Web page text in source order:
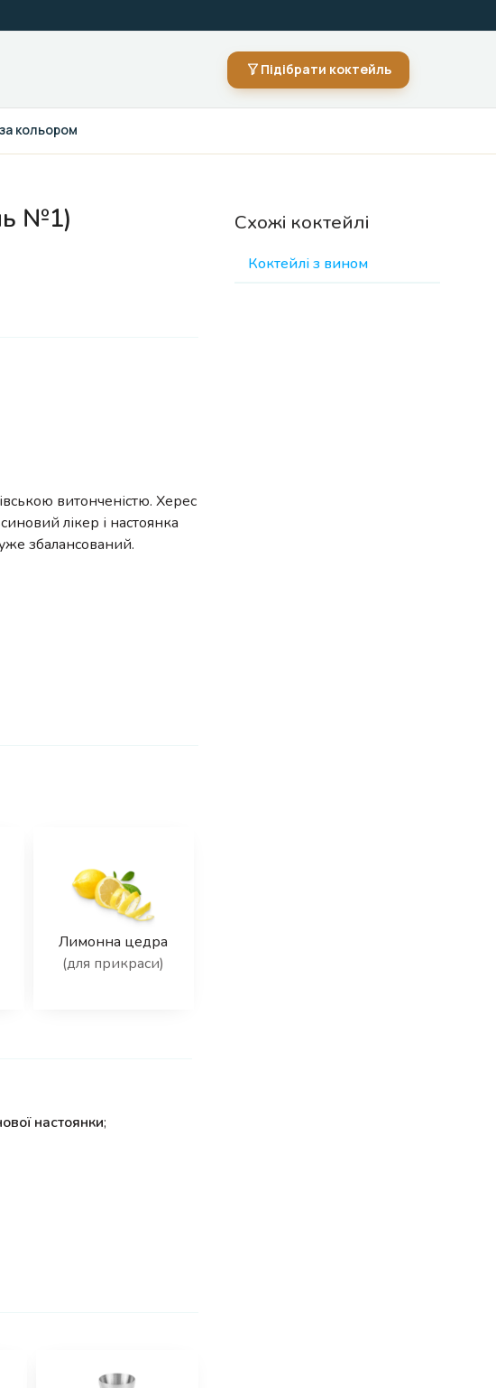
Підібрати коктейль
кольором
№1)
витонченістю. Херес
лікер і настоянка
збалансований.
Лимонна цедра
(для прикраси)
настоянки;
Схожі коктейлі
Коктейлі з вином